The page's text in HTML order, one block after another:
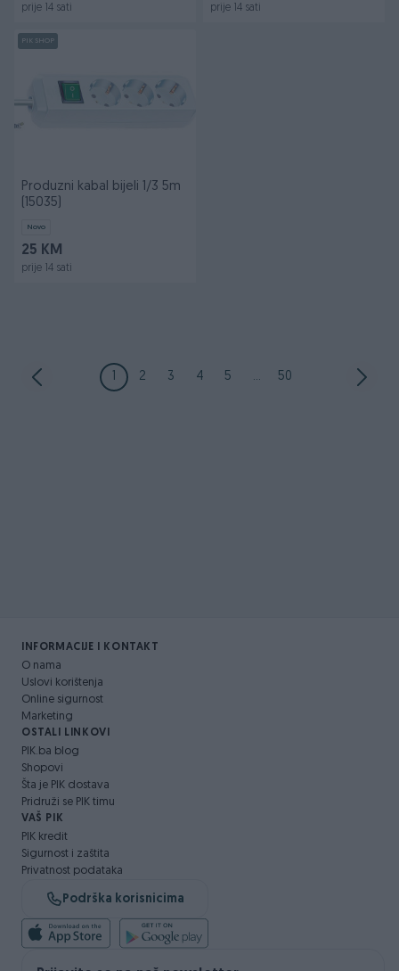
prije 14 sati prije 14 sati
PIK SHOP
Produzni kabal bijeli 1/3 5m
(15035)
Novo
25 KM
prije 14 sati
1 2 3 4 5 ... 50
INFORMACIJE I KONTAKT
O nama
Uslovi korištenja
Online sigurnost
Marketing
OSTALI LINKOVI
PIK.ba blog
Shopovi
Šta je PIK dostava
Pridruži se PIK timu
VAŠ PIK
PIK kredit
Sigurnost i zaštita
Privatnost podataka
Podrška korisnicima